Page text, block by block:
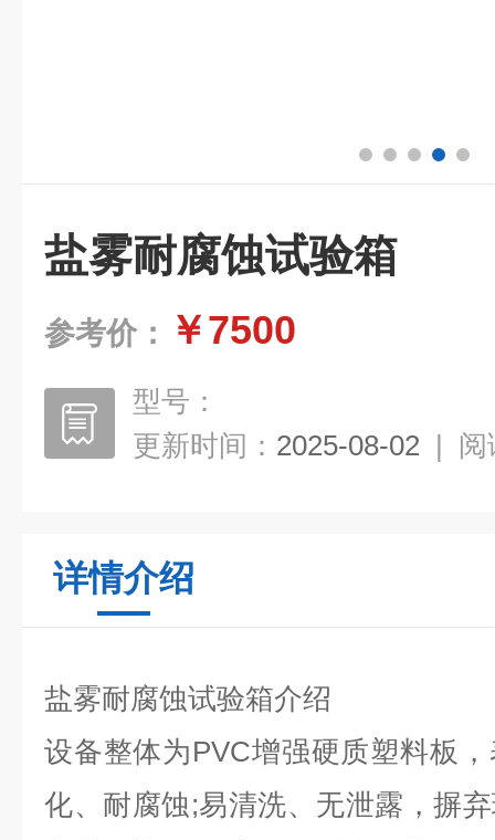
盐雾耐腐蚀试验箱
参考价： ￥7500
型号：
更新时间： 2025-08-02 | 阅
详情介绍
盐雾耐腐蚀试验箱介绍
设备整体为PVC增强硬质塑料板
化、耐腐蚀;易清洗、无泄露，摒